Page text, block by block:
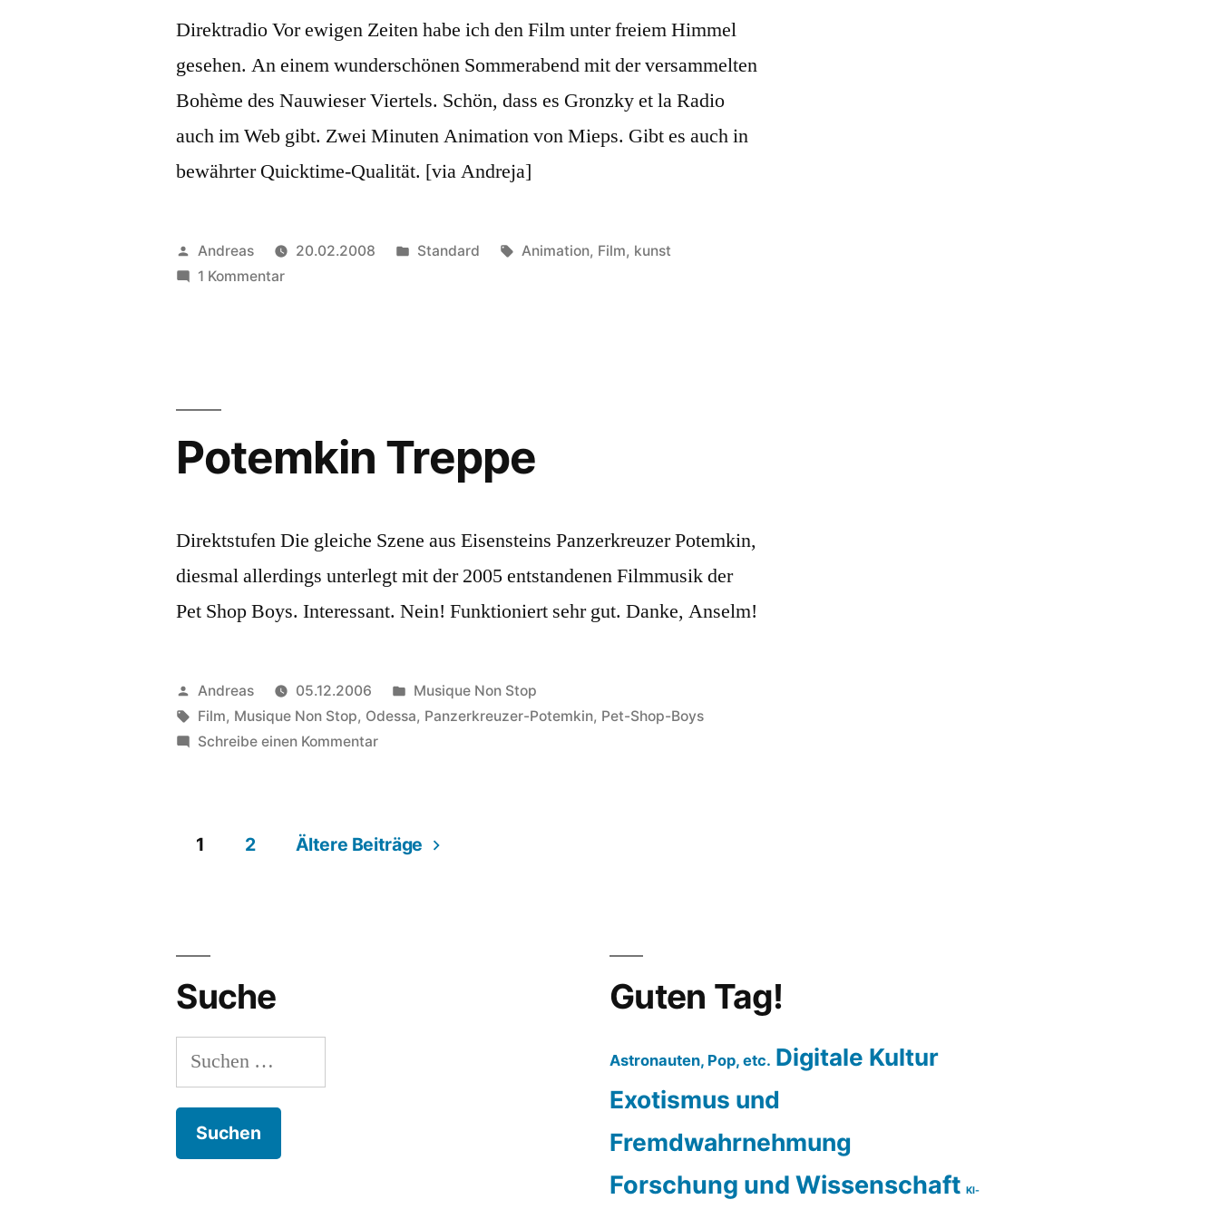
Direktradio Vor ewigen Zeiten habe ich den Film unter freiem Himmel
gesehen. An einem wunderschönen Sommerabend mit der versammelten
Bohème des Nauwieser Viertels. Schön, dass es Gronzky et la Radio
auch im Web gibt. Zwei Minuten Animation von Mieps. Gibt es auch in
bewährter Quicktime-Qualität. [via Andreja]
Veröffentlicht
von
Andreas 20.02.2008
Veröffentlicht
Standard Schlagwörter:
Animation, Film, kunst
1 Kommentarzu
Potemkin Treppe
Direktstufen Die gleiche Szene aus Eisensteins Panzerkreuzer Potemkin,
diesmal allerdings unterlegt mit der 2005 entstandenen Filmmusik der
Pet Shop Boys. Interessant. Nein! Funktioniert sehr gut. Danke, Anselm!
Veröffentlicht
von
Andreas 05.12.2006
Veröffentlicht
in
Musique Non Stop
Schlagwörter:
Film, Musique Non Stop, Odessa, Panzerkreuzer-Potemkin, Pet-Shop-Boys
Schreibe einen Kommentarzu
1 2 Ältere Beiträge
Suche
Suchen
nach:
Guten Tag!
Astronauten, Pop, etc. Digitale Kultur
Exotismus und
Fremdwahrnehmung
Forschung und Wissenschaft KI-